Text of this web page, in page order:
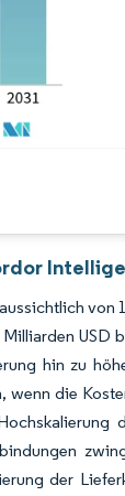
von
hin zu
wenn die
der